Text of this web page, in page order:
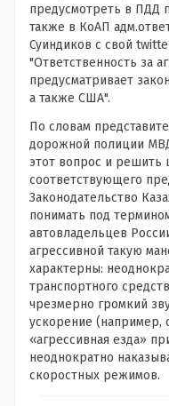
предусмотреть в ПДД
также в КоАП
Суиндиков с свой
"Ответственность за
предусматривает
а также США".
По словам
дорожной полиции
этот вопрос и решить
соответствующего
Законодательство
понимать под
автовладельцев
агрессивной такую
характерны:
транспортного
чрезмерно громкий
ускорение (например,
«агрессивная езда»
неоднократно
скоростных режимов.